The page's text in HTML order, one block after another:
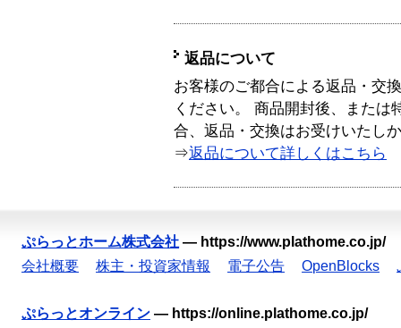
返品について
お客様のご都合による返品・交
ください。 商品開封後、または
合、返品・交換はお受けいたし
⇒返品について詳しくはこちら
ぷらっとホーム株式会社 — https://www.plathome.co.jp/
会社概要
株主・投資家情報 電子公告 OpenBlocks
ぷらっとオンライン — https://online.plathome.co.jp/